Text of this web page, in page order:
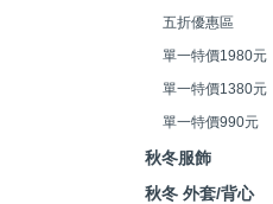
五折優惠區
單一特價1980元
單一特價1380元
單一特價990元
秋冬服飾
秋冬 外套/背心